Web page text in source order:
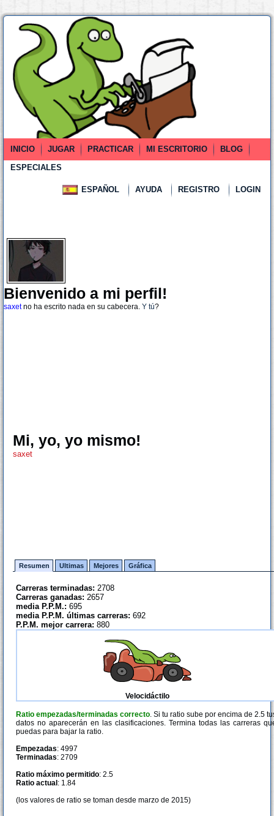
INICIO JUGAR PRACTICAR MI ESCRITORIO
BLOG
ESPECIALES
ESPAÑOL AYUDA REGISTRO LOGIN
Bienvenido a mi perfil!
saxetno ha escrito nada en su cabecera. Y tú?
Mi, yo, yo mismo!
saxet
Resumen Ultimas Mejores Gráfica
Carreras terminadas: 2708
Carreras ganadas: 2657
media P.P.M.: 695
media P.P.M. últimas carreras: 692
P.P.M. mejor carrera: 880
Velocidáctilo
Ratio empezadas/terminadas correcto. Si tu ratio sube por encima de 2.5
datos no aparecerán en las clasificaciones. Termina todas las carreras
puedas para bajar la ratio.
Empezadas: 4997
Terminadas: 2709
Ratio máximo permitido: 2.5
Ratio actual : 1.84
(los valores de ratio se toman desde marzo de 2015)